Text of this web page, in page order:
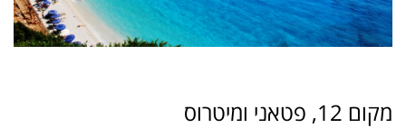
מקום 12, פטאני ומיטרוס